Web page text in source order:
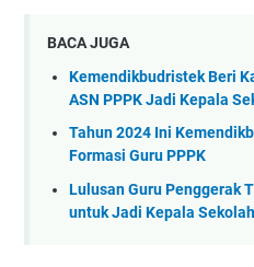
BACA JUGA
Kemendikbudristek Beri
ASN PPPK Jadi Kepala
Tahun 2024 Ini
Formasi Guru PPPK
Lulusan Guru Penggerak
untuk Jadi Kepala Sekolah